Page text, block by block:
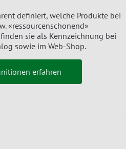
definiert, welche Produkte bei
«ressourcenschonend»
sie als Kennzeichnung bei
sowie im Web-Shop.
erfahren